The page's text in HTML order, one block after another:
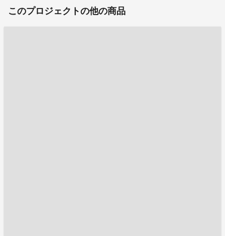
このプロジェクトの他の商品